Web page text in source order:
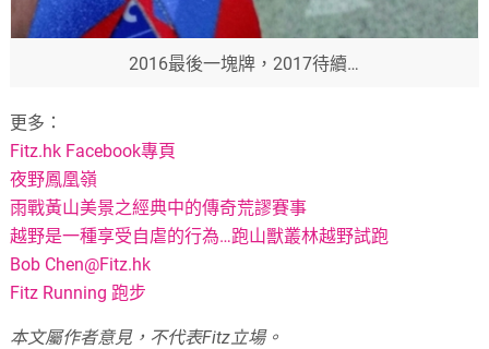
2016最後一塊牌，2017待續…
更多：
Fitz.hk Facebook專頁
夜野鳳凰嶺
雨戰黃山美景之經典中的傳奇荒謬賽事
越野是一種享受自虐的行為…跑山獸叢林越野試跑
Bob Chen@Fitz.hk
Fitz Running 跑步
本文屬作者意見，不代表Fitz立場。